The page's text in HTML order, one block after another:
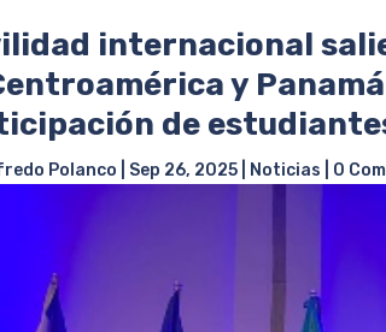
internacional
y Panamá
de
Polanco Sep 26, 2025 Noticias 0